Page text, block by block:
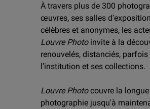
À travers plus de 300
œuvres, ses salles
célèbres et anonymes, les
Louvre Photoinvite à la
renouvelés, distanciés,
l’institution et ses collections.
Louvre Photocouvre la
photographie jusqu'à